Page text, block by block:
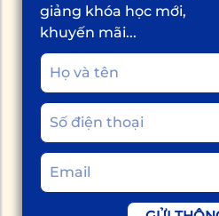
giảng khóa học mới,
khuyến mãi...